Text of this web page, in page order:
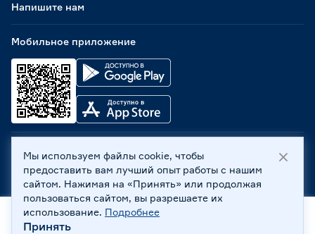
Мобильное приложение
Напишите нам
ООО «Бауцентр Рус» 2004 -2026, 236029, г. Калининград,
ул. А.Невского, 205. ИНН 7702596813, КПП 390601001 ©
Все права защищены
Политика обработки персональных данных
Правовая информация
Главная
Мы используем файлы cookie, чтобы
предоставить вам лучший опыт работы с нашим
сайтом. Нажимая на «Принять» или продолжая
пользоваться сайтом, вы разрешаете их
использование. Подробнее
Принять